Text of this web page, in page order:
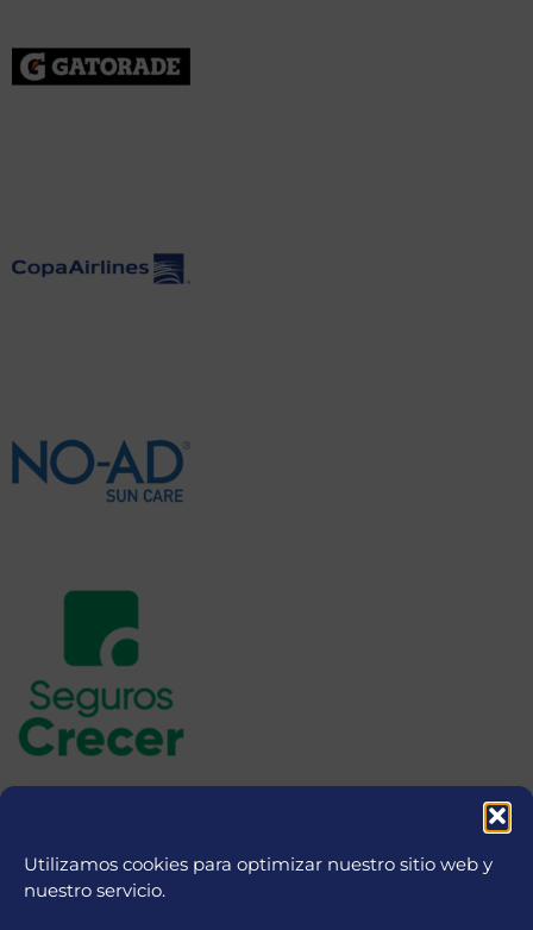
Utilizamos cookies para optimizar nuestro sitio web y
nuestro servicio.